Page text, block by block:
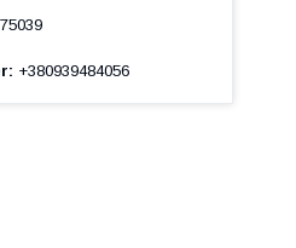
+380939484056